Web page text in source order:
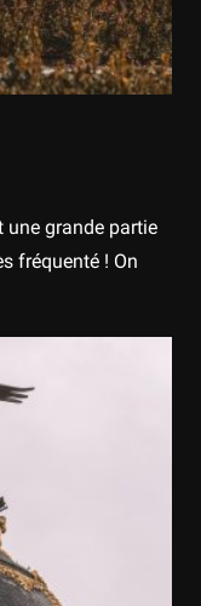
une grande partie
fréquenté ! On